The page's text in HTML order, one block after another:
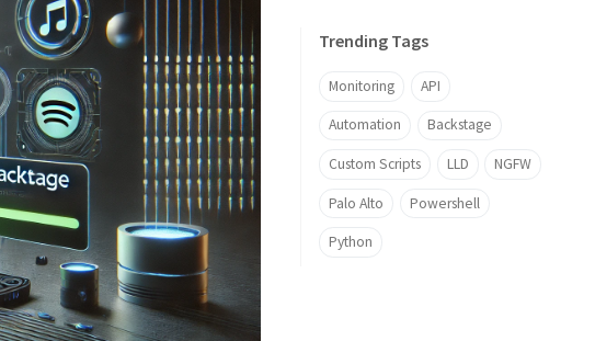
Trending Tags
Monitoring API
Automation Backstage
Custom Scripts LLD NGFW
Palo Alto Powershell
Python